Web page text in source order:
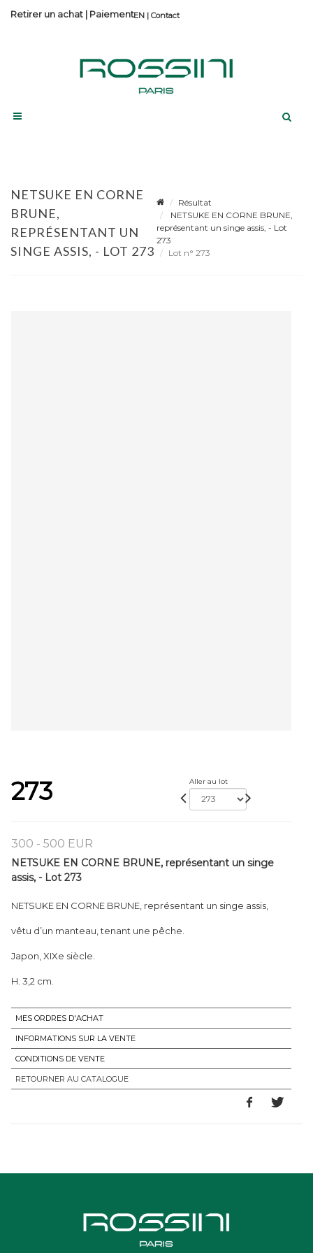
Contact
Retirer un achat | Paiement
NETSUKE EN CORNE
BRUNE,
REPRÉSENTANT UN
SINGE ASSIS, - LOT 273
Résultat
NETSUKE EN CORNE BRUNE,
représentant un singe assis, - Lot
273
Lot n° 273
273 Aller au lot
300 - 500 EUR
NETSUKE EN CORNE BRUNE, représentant un singe
assis, - Lot 273
NETSUKE EN CORNE BRUNE, représentant un singe assis,
vêtu d’un manteau, tenant une pêche.
Japon, XIXe siècle.
H. 3,2 cm.
MES ORDRES D'ACHAT
INFORMATIONS SUR LA VENTE
CONDITIONS DE VENTE
RETOURNER AU CATALOGUE